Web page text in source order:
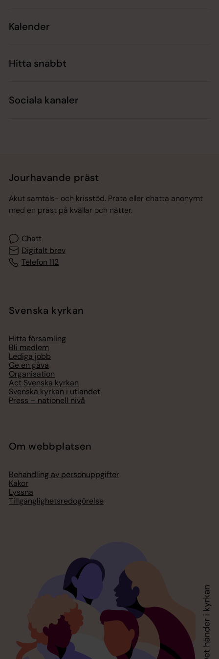
Kalender
Hitta snabbt
Sociala kanaler
Jourhavande präst
Akut samtals- och krisstöd. Prata eller chatta anonymt
med en präst på kvällar och nätter.
Chatt
Digitalt brev
Telefon 112
Svenska kyrkan
Hitta församling
Bli medlem
Lediga jobb
Ge en gåva
Organisation
Act Svenska kyrkan
Svenska kyrkan i utlandet
Press – nationell nivå
Om webbplatsen
Behandling av personuppgifter
Kakor
Lyssna
Tillgänglighetsredogörelse